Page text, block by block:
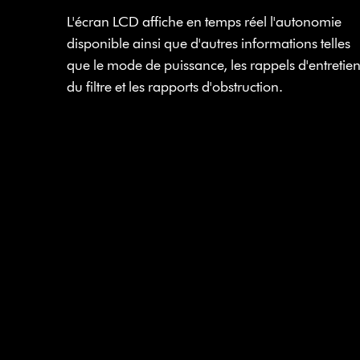
L'écran LCD affiche en temps réel l'autonomie
disponible ainsi que d'autres informations telles
que le mode de puissance, les rappels d'entretien
du filtre et les rapports d'obstruction.